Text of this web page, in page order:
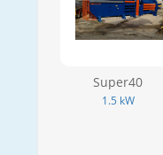
Super40
1.5 kW